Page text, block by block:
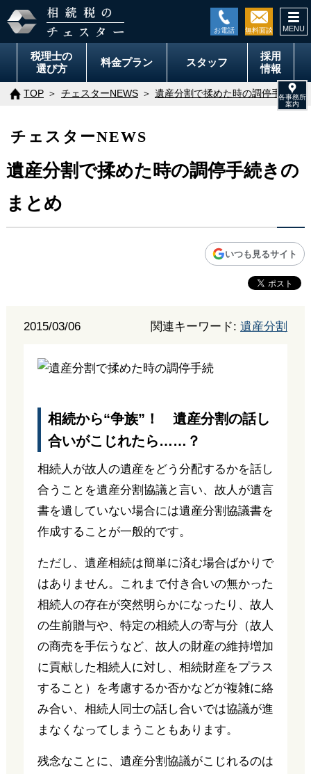
税理士の
選び方
料金プラン スタッフ
採用
情報
TOP チェスターNEWS 遺産分割で揉めた時の調停手続き
チェスターNEWS
遺産分割で揉めた時の調停手続きの
まとめ
いつも見るサイト
2015/03/06 関連キーワード:遺産分割
相続から“争族”！ 遺産分割の話し
合いがこじれたら……？
相続人が故人の遺産をどう分配するかを話し
合うことを遺産分割協議と言い、故人が遺言
書を遺していない場合には遺産分割協議書を
作成することが一般的です。
ただし、遺産相続は簡単に済む場合ばかりで
はありません。これまで付き合いの無かった
相続人の存在が突然明らかになったり、故人
の生前贈与や、特定の相続人の寄与分（故人
の商売を手伝うなど、故人の財産の維持増加
に貢献した相続人に対し、相続財産をプラス
すること）を考慮するか否かなどが複雑に絡
み合い、相続人同士の話し合いでは協議が進
まなくなってしまうこともあります。
残念なことに、遺産分割協議がこじれるのは